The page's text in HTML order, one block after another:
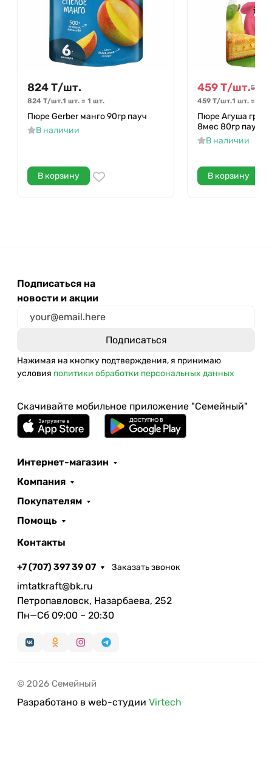
824Т/шт.
824 Т/шт.1 шт. = 1 шт.
Пюре Gerber манго 90гр пауч
В наличии
В корзину
459Т/шт.510
459 Т/шт.1 шт. =
Пюре Агуша
8мес 80гр пауч
В наличии
В корзину
Подписаться на
новости и акции
Нажимая на кнопку подтверждения, я принимаю
условия политики обработки персональных данных
Скачивайте мобильное приложение "Семейный"
Интернет-магазин
Компания
Покупателям
Помощь
Контакты
+7 (707) 397 39 07 Заказать звонок
imtatkraft@bk.ru
Петропавловск, Назарбаева, 252
Пн—Сб 09:00 – 20:30
© 2026 Семейный
Разработано в web-студии Virtech